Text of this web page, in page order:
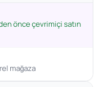
önce çevrimiçi satın
mağaza